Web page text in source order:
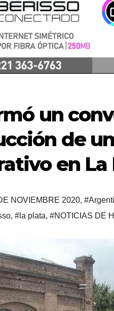
un
de
en La
NOVIEMBRE 2020,
, #la plata, #NOTICIAS DE